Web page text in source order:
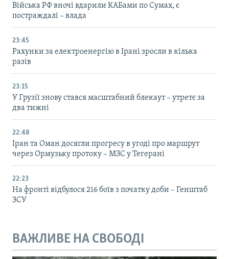
Війська РФ вночі вдарили КАБами по Сумах, є
постраждалі – влада
23:45
Рахунки за електроенергію в Ірані зросли в кілька
разів
23:15
У Грузії знову стався масштабний блекаут – утретє за
два тижні
22:48
Іран та Оман досягли прогресу в угоді про маршрут
через Ормузьку протоку – МЗС у Тегерані
22:23
На фронті відбулося 216 боїв з початку доби – Генштаб
ЗСУ
ВАЖЛИВЕ НА СВОБОДІ